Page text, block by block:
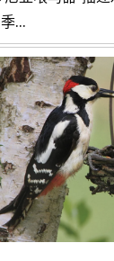
...